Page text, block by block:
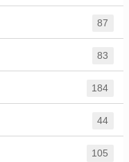
87
83
184
44
105